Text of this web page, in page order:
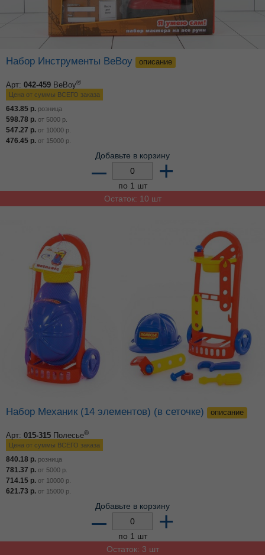
Набор Инструменты BeBoy описание
Арт: 042-459 BeBoy®
Цена от суммы ВСЕГО заказа
643.85 р. розница
598.78 р. от 5000 р.
547.27 р. от 10000 р.
476.45 р. от 15000 р.
Добавьте в корзину
– +
по 1 шт
Остаток: 10 шт
Набор Механик (14 элементов) (в сеточке) описание
Арт: 015-315 Полесье®
Цена от суммы ВСЕГО заказа
840.18 р. розница
781.37 р. от 5000 р.
714.15 р. от 10000 р.
621.73 р. от 15000 р.
Добавьте в корзину
– +
по 1 шт
Остаток: 3 шт